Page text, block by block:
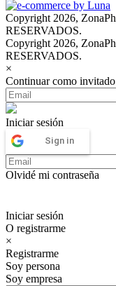
Copyright 2026,
RESERVADOS.
Copyright 2026,
RESERVADOS.
×
Continuar como invitado
Iniciar sesión
Sign in
Olvidé mi contraseña
Iniciar sesión
O registrarme
×
Registrarme
Soy persona
Soy empresa